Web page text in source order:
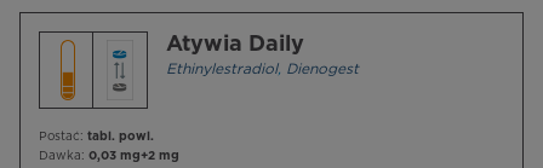
Atywia Daily
Ethinylestradiol, Dienogest
Postać: tabl. powl.
Dawka: 0,03 mg+2 mg